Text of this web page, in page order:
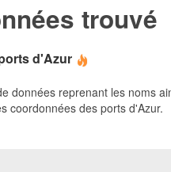
trouvé
d'Azur
données reprenant les noms
coordonnées des ports d'Azur.